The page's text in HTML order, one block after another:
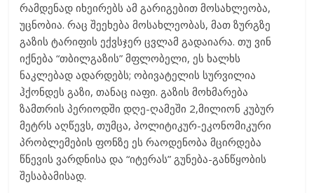
რამდენად იხეირებს ამ გარიგებით მოსახლეობა,
უცნობია. რაც შეეხება მოსახლეობას, მათ ზურგზე
გაზის ტარიფის ექვსჯერ ცვლამ გადაიარა. თუ ვინ
იქნება “თბილგაზის” მფლობელი, ეს ხალხს
ნაკლებად ადარდებს; ობივატელის სურვილია
ჰქონდეს გაზი, თანაც იაფი. გაზის მოხმარება
ზამთრის პერიოდში დღე-ღამეში 2,მილიონ კუბურ
მეტრს აღწევს, თუმცა, პოლიტიკურ-ეკონომიკური
პრობლემების ფონზე ეს რაოდენობა მცირდება
წნევის ვარდნისა და “იტერას” გუნება-განწყობის
შესაბამისად.